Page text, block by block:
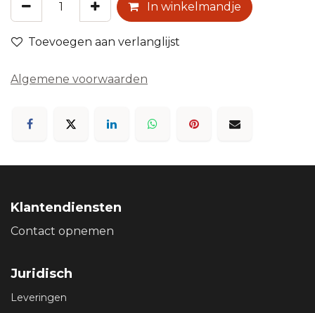
In winkelmandje
Toevoegen aan verlanglijst
Algemene voorwaarden
Klantendiensten
Contact opnemen
Juridisch
Leveringen